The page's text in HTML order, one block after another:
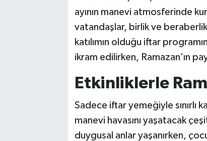
ayının manevi atmosferinde
vatandaşlar, birlik ve beraberlik
katılımın olduğu iftar
ikram edilirken, Ramazan’ın
Etkinliklerle
Sadece iftar yemeğiyle sınırlı
manevi havasını yaşatacak
duygusal anlar yaşanırken,